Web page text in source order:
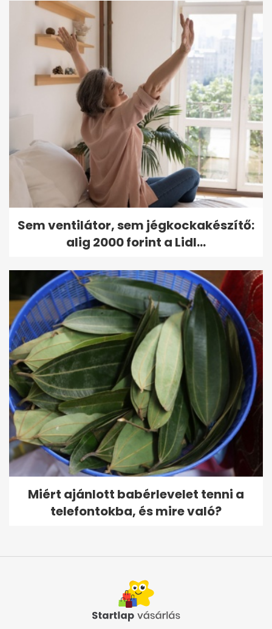
Sem ventilátor, sem jégkockakészítő:
alig 2000 forint a Lidl...
Miért ajánlott babérlevelet tenni a
telefontokba, és mire való?